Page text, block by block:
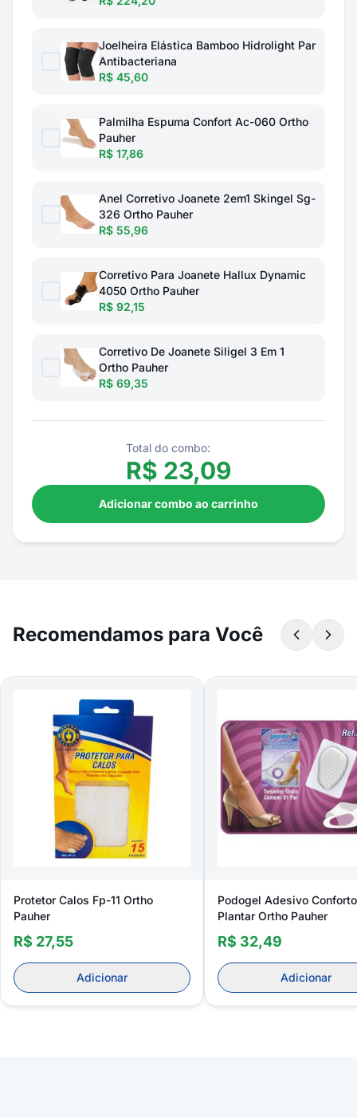
Joelheira Elástica Bamboo Hidrolight Par
Antibacteriana
R$ 45,60
Palmilha Espuma Confort Ac-060 Ortho
Pauher
R$ 17,86
Anel Corretivo Joanete 2em1 Skingel Sg-
326 Ortho Pauher
R$ 55,96
Corretivo Para Joanete Hallux Dynamic
4050 Ortho Pauher
R$ 92,15
Corretivo De Joanete Siligel 3 Em 1
Ortho Pauher
R$ 69,35
Total do combo:
R$ 23,09
Adicionar combo ao carrinho
Recomendamos para Você
Protetor Calos Fp-11 Ortho
Pauher
R$ 27,55
Adicionar
Podogel Adesivo Conforto
Plantar Ortho Pauher
R$ 32,49
Adicionar